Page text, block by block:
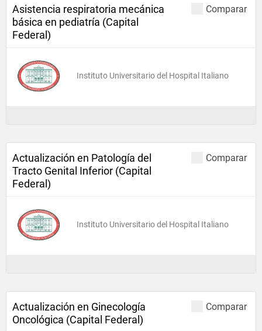
Comparar
Asistencia respiratoria mecánica
básica en pediatría (Capital
Federal)
Instituto Universitario del Hospital Italiano
Comparar
Actualización en Patología del
Tracto Genital Inferior (Capital
Federal)
Instituto Universitario del Hospital Italiano
Comparar
Actualización en Ginecología
Oncológica (Capital Federal)